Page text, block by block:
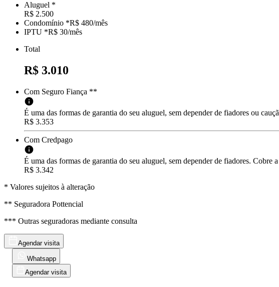
Aluguel *
R$ 2.500
Condomínio *R$ 480/mês
IPTU *R$ 30/mês
Total
R$ 3.010
Com Seguro Fiança **
É uma das formas de garantia do seu aluguel, sem depender de fiadores ou
R$ 3.353
Com Credpago
É uma das formas de garantia do seu aluguel, sem depender de fiadores.
R$ 3.342
* Valores sujeitos à alteração
** Seguradora Pottencial
*** Outras seguradoras mediante consulta
Agendar visita
Whatsapp
Agendar visita